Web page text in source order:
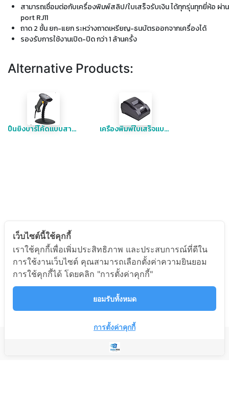
สามารถเชื่อมต่อกับเครื่องพิมพ์สลิป/ใบเสร็จรับเงิน ได้ทุกรุ่นทุกยี่ห้อ ผ่าน
port RJ11
ถาด 2 ชั้น ยก-แยก ระหว่างถาดเหรียญ-ธนบัตรออกจากเครื่องได้
รองรับการใช้งานเปิด-ปิด กว่า 1 ล้านครั้ง
Alternative Products:
ปืนยิงบาร์โค้ดแบบสาย USB เครื่องพิมพ์ใบเสร็จแบบความร้อน 58 มม.
เว็บไซต์นี้ใช้คุกกี้
เราใช้คุกกี้เพื่อเพิ่มประสิทธิภาพ และประสบการณ์ที่ดีใน
การใช้งานเว็บไซต์ คุณสามารถเลือกตั้งค่าความยินยอม
การใช้คุกกี้ได้ โดยคลิก "การตั้งค่าคุกกี้"
ยอมรับทั้งหมด
การตั้งค่าคุกกี้